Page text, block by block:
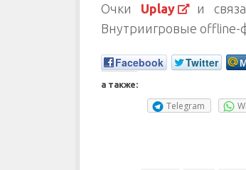
Очки Uplay
и
Внутриигровые offline-
Facebook Twitter
а также:
Telegram